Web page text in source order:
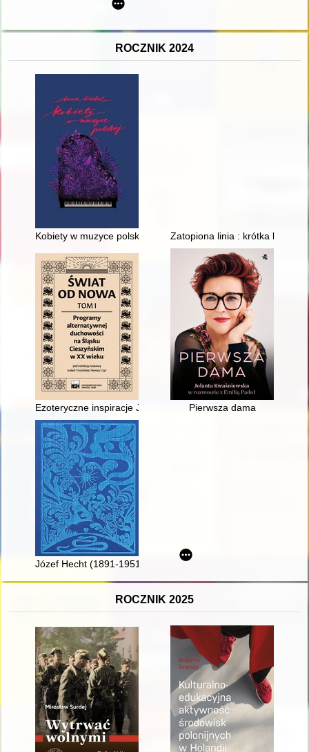
ROCZNIK 2024
Kobiety w muzyce polskiej Zatopiona linia : krótka historia
Ezoteryczne inspiracje Juliana Ochorowicza : pomiędzy
Pierwsza dama
Józef Hecht (1891-1951) : finezja linii - żywioł barw = the
ROCZNIK 2025